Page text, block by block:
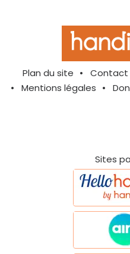
Plan du site Contact
Mentions légales
Sites